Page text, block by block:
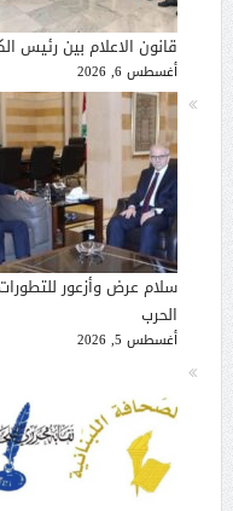
قانون الاعلام بين رئيس
أغسطس 6, 2026
سلام عرض وأزعور
الحرب
أغسطس 5, 2026